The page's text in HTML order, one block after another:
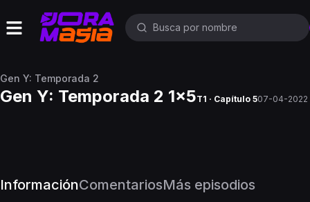
Gen Y: Temporada 2
Gen Y: Temporada 2 1x5T1 · Capítulo 507-04-2022
InformaciónComentariosMás episodios